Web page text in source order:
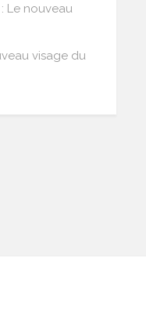
Le nouveau
visage du